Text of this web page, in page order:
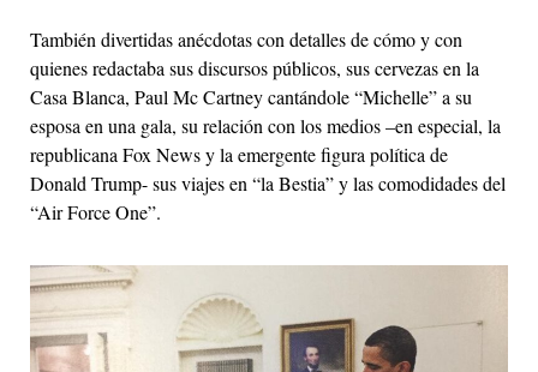
También divertidas anécdotas con detalles de cómo y con
quienes redactaba sus discursos públicos, sus cervezas en la
Casa Blanca, Paul Mc Cartney cantándole “Michelle” a su
esposa en una gala, su relación con los medios –en especial, la
republicana Fox News y la emergente figura política de
Donald Trump- sus viajes en “la Bestia” y las comodidades del
“Air Force One”.